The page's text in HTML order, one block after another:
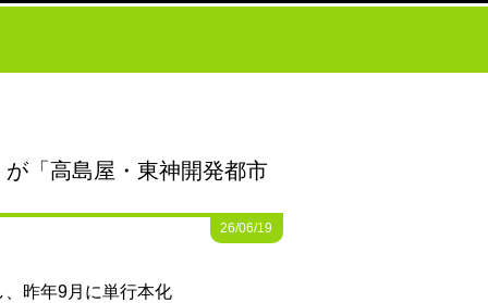
「高島屋・東神開発都市
26/06/19
、昨年9月に単行本化